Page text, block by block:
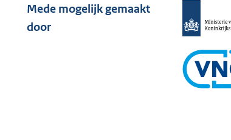
Mede mogelijk gemaakt
door